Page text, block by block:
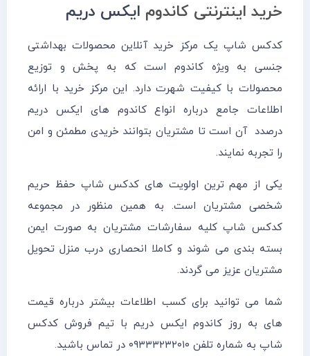
خرید اینترنتی کاندوم ایکس دریم
کدکس شاپ یک مرکز خرید آنلاین محصولات بهداشتی
جنسی به ویژه کاندوم است که به پخش و توزیع
محصولات با کیفیت شهرت دارد. این مرکز خرید با ارائه
اطلاعات جامع درباره انواع کاندوم های ایکس دریم
درصدد آن است تا مشتریان بتوانند خریدی مطمئن و امن
را تجربه نمایند.
یکی از مهم ترین اولویت های کدکس شاپ حفظ حریم
شخصی مشتریان است. به همین منظور در مجموعه
کدکس شاپ کلیه سفارشات مشتریان به صورت ایمن
بسته بندی می شوند و کاملا انحصاری درب منزل تحویل
مشتریان عزیز می گردند.
شما می توانید برای کسب اطلاعات بیشتر درباره قیمت
های به روز کاندوم ایکس دریم با تیم فروش کدکس
شاپ به شماره تلفن ۰۹۳۳۳۲۳۲۰۱۰ در تماس باشید.